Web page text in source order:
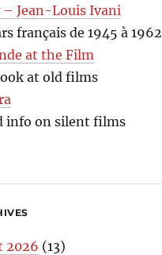
– Jean-Louis Ivani
français de 1945 à 1962
at the Film
at old films
info on silent films
2026 (13)